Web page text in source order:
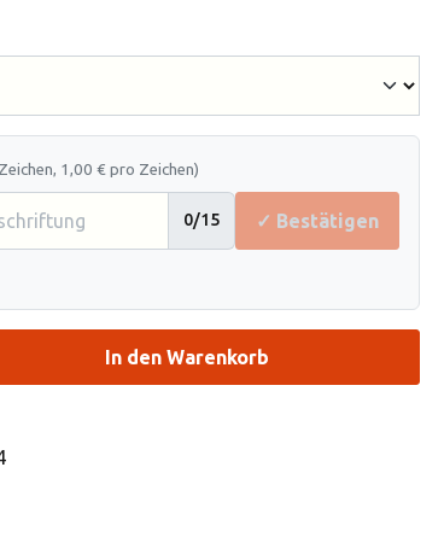
1,00 € pro Zeichen)
0/15 ✓ Bestätigen
Gib den gewünschten Wert
In den Warenkorb